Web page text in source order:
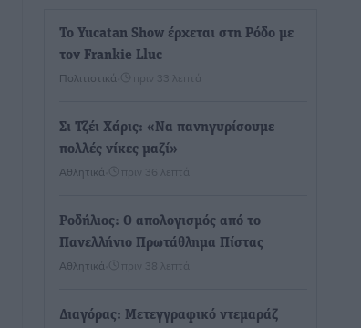
Το Yucatan Show έρχεται στη Ρόδο με
τον Frankie Lluc
Πολιτιστικά πριν 33 λεπτά
Σι Τζέι Χάρις: «Να πανηγυρίσουμε
πολλές νίκες μαζί»
Αθλητικά πριν 36 λεπτά
Ροδήλιος: Ο απολογισμός από το
Πανελλήνιο Πρωτάθλημα Πίστας
Αθλητικά πριν 38 λεπτά
Διαγόρας: Μετεγγραφικό ντεμαράζ